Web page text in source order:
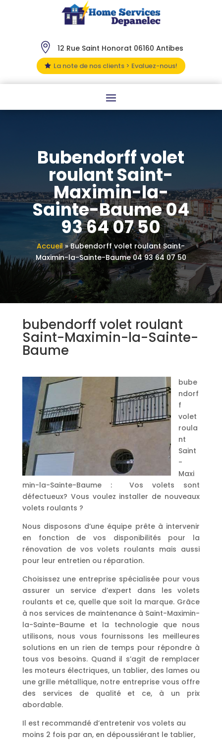
 12 Rue Saint Honorat 06160 Antibes
 La note de nos clients > Evaluez-nous!
Bubendorff volet
roulant Saint-
Maximin-la-
Sainte-Baume 04
93 64 07 50
Accueil »Bubendorff volet roulant Saint-
Maximin-la-Sainte-Baume 04 93 64 07 50
bubendorff volet roulant
Saint-Maximin-la-Sainte-
Baume
bube
ndorf
f
volet
roula
nt
Saint
-
Maxi
min-la-Sainte-Baume : Vos volets sont
défectueux? Vous voulez installer de nouveaux
volets roulants ?
Nous disposons d’une équipe prête à intervenir
en fonction de vos disponibilités pour la
rénovation de vos volets roulants mais aussi
pour leur entretien ou réparation.
Choisissez une entreprise spécialisée pour vous
assurer un service d’expert dans les volets
roulants et ce, quelle que soit la marque. Grâce
à nos services de maintenance à Saint-Maximin-
la-Sainte-Baume et la technologie que nous
utilisons, nous vous fournissons les meilleures
solutions en un rien de temps pour répondre à
tous vos besoins. Quand il s’agit de remplacer
les moteurs électriques, un tablier, des lames ou
une grille métallique, notre entreprise vous offre
des services de qualité et ce, à un prix
abordable.
Il est recommandé d’entretenir vos volets au
moins 2 fois par an, en dépoussiérant le tablier,